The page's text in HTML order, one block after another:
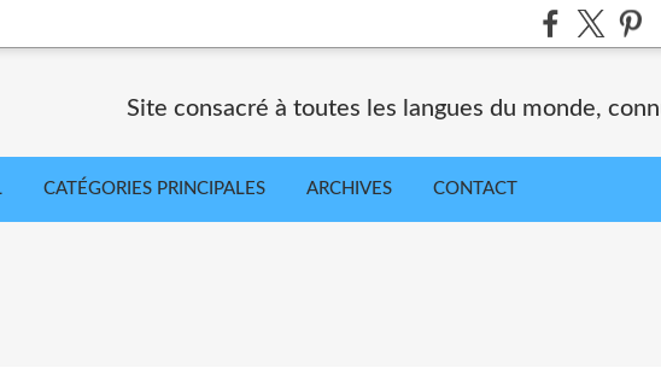
Site consacré à toutes les langues du monde,
CATÉGORIES PRINCIPALES ARCHIVES CONTACT